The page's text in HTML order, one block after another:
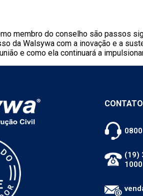
membro do conselho são passos
da Walsywa com a inovação e a
e como ela continuará a
(19)
1000